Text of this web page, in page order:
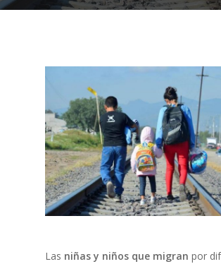
Las niñas y niños que migran por